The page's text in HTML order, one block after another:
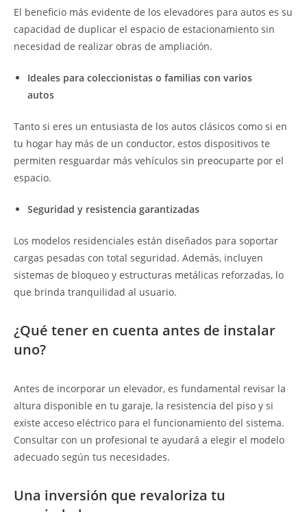
El beneficio más evidente de los elevadores para autos es su
capacidad de duplicar el espacio de estacionamiento sin
necesidad de realizar obras de ampliación.
Ideales para coleccionistas o familias con varios
autos
Tanto si eres un entusiasta de los autos clásicos como si en
tu hogar hay más de un conductor, estos dispositivos te
permiten resguardar más vehículos sin preocuparte por el
espacio.
Seguridad y resistencia garantizadas
Los modelos residenciales están diseñados para soportar
cargas pesadas con total seguridad. Además, incluyen
sistemas de bloqueo y estructuras metálicas reforzadas, lo
que brinda tranquilidad al usuario.
¿Qué tener en cuenta antes de instalar
uno?
Antes de incorporar un elevador, es fundamental revisar la
altura disponible en tu garaje, la resistencia del piso y si
existe acceso eléctrico para el funcionamiento del sistema.
Consultar con un profesional te ayudará a elegir el modelo
adecuado según tus necesidades.
Una inversión que revaloriza tu